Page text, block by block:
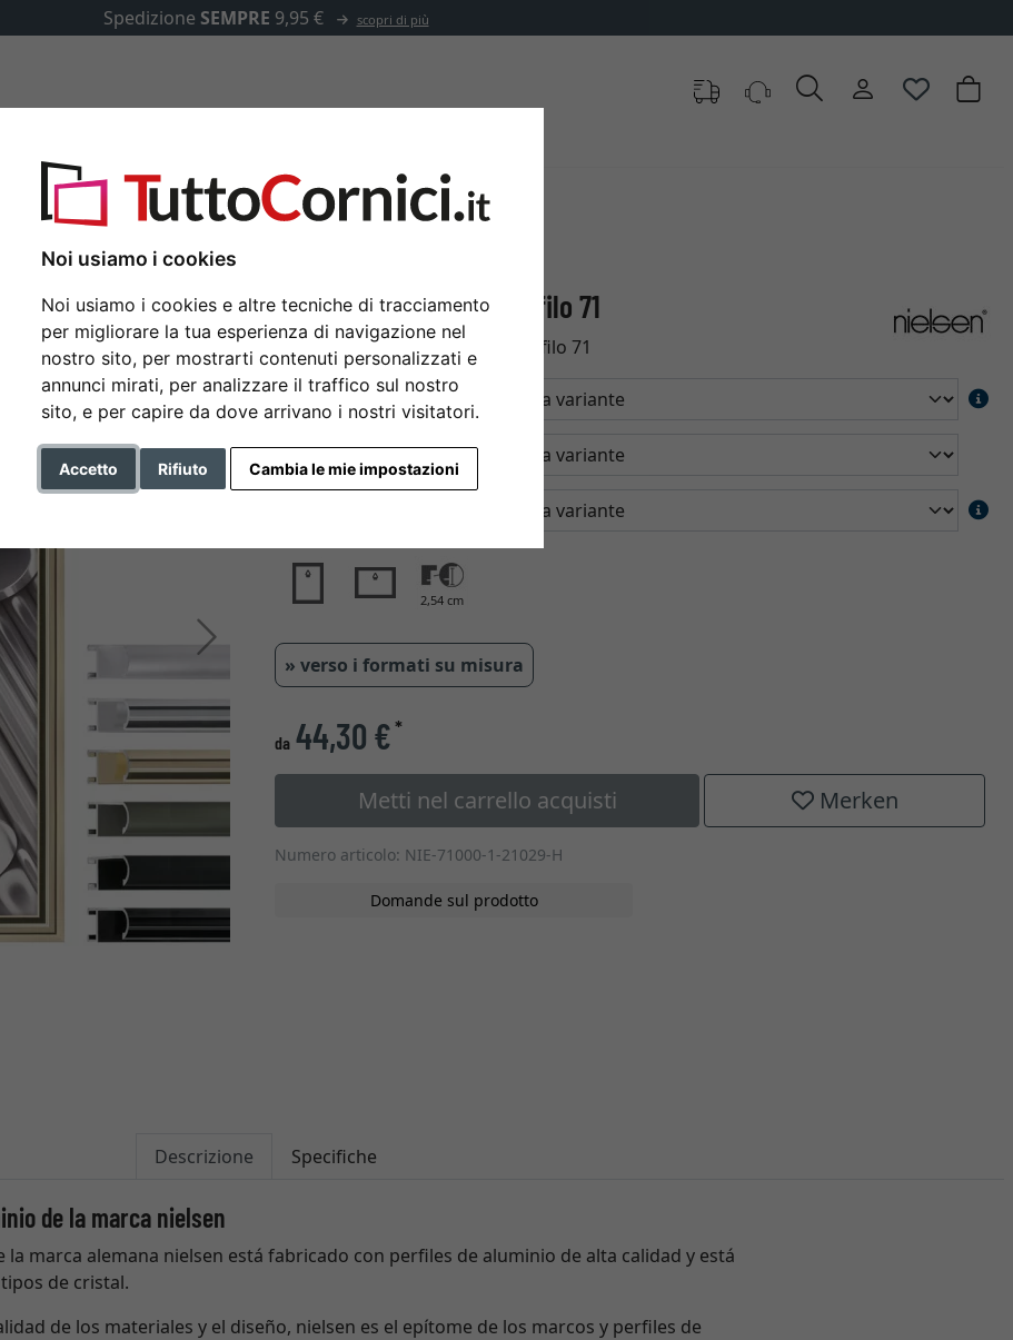
Noi usiamo i cookies
Noi usiamo i cookies e altre tecniche di tracciamento
per migliorare la tua esperienza di navigazione nel
nostro sito, per mostrarti contenuti personalizzati e
annunci mirati, per analizzare il traffico sul nostro
sito, e per capire da dove arrivano i nostri visitatori.
Accetto Rifiuto Cambia le mie impostazioni
misura
Avanti
Cornice in alluminio profilo 71
Nielsen cornice in alluminio profilo 71
Formato
Colore
2,54 cm
» verso i formati su misura
da 44,30 €*
Metti nel carrello acquisti Merken
Numero articolo: NIE-71000-1-21029-H
Domande sul prodotto
Descrizione Specifiche
de la marca nielsen
la marca alemana nielsen está fabricado con perfiles de aluminio de alta calidad y está
de cristal.
de los materiales y el diseño, nielsen es el epítome de los marcos y perfiles de